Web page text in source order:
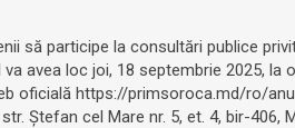
să participe la consultări publice
avea loc joi, 18 septembrie 2025,
oficială https://primsoroca.md/ro/
Ștefan cel Mare nr. 5, et. 4, bir-